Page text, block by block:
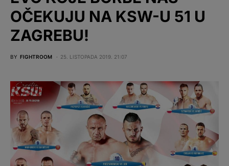
OČEKUJU NA KSW-U 51 U
ZAGREBU!
BY FIGHTROOM 25. LISTOPADA 2019. 21:07